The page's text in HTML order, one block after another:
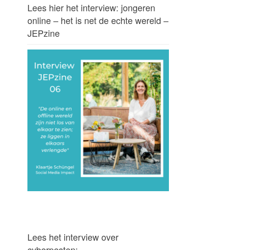
Lees hier het interview: jongeren
online – het is net de echte wereld –
JEPzine
Lees het interview over